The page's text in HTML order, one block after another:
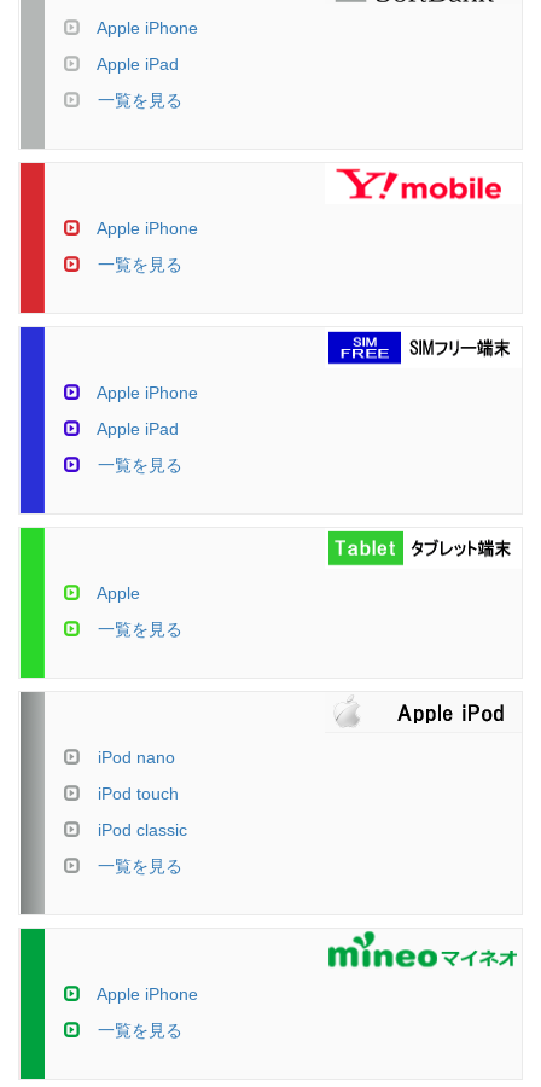
Apple iPhone
Apple iPad
一覧を見る
Apple iPhone
一覧を見る
Apple iPhone
Apple iPad
一覧を見る
Apple
一覧を見る
iPod nano
iPod touch
iPod classic
一覧を見る
Apple iPhone
一覧を見る